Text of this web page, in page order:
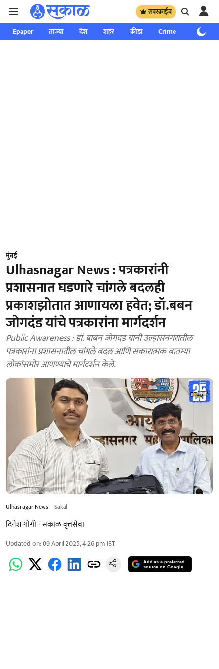
सबस्क्राईब
Epaper ताज्या देश शहर क्रीडा Crime साप्ताहिक
मुंबई
Ulhasnagar News : पत्रकारांनी
प्रशासनात घडणारे चांगले बदलही
प्रकाशझोतात आणायला हवेत; डॉ.बबन
जोगदंड यांचे पत्रकारांना मार्गदर्शन
Public Awareness : डॉ. बाबन जोगदंड यांनी उल्हासनगरातील
पत्रकारांना प्रशासनातील चांगले बदल आणि सकारात्मक बातम्या
लोकांसमोर आणण्याचे मार्गदर्शन केले.
Ulhasnagar News Sakal
दिनेश गोगी - सकाळ वृत्तसेवा
Updated on:09 April 2025, 4:26 pm IST
Add as a preferred
source on Google